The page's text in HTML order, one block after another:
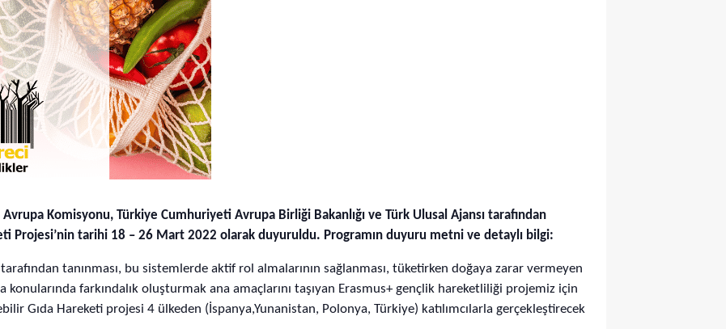
Avrupa Komisyonu, Türkiye Cumhuriyeti Avrupa Birliği Bakanlığı ve Türk Ulusal Ajansı tarafından
Projesi’nin tarihi 18 – 26 Mart 2022 olarak duyuruldu. Programın duyuru metni ve detaylı bilgi:
tanınması, bu sistemlerde aktif rol almalarının sağlanması, tüketirken doğaya zarar vermeyen
farkındalık oluşturmak ana amaçlarını taşıyan Erasmus+ gençlik hareketliliği projemiz için
Gıda Hareketi projesi 4 ülkeden (İspanya,Yunanistan, Polonya, Türkiye) katılımcılarla gerçekleştirecek